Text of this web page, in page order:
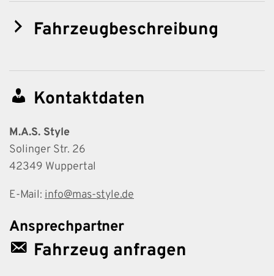
Fahrzeugbeschreibung
Kontaktdaten
M.A.S. Style
Solinger Str. 26
42349 Wuppertal
E-Mail: info@mas-style.de
Ansprechpartner
Fahrzeug anfragen